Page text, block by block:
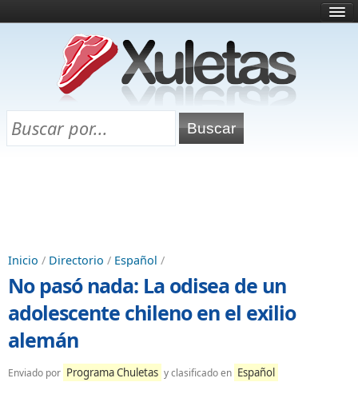
¿Qué es esto?
Directorio
Chuletas para exámenes
Inicio / Directorio / Español /
No pasó nada: La odisea de un
adolescente chileno en el exilio
alemán
Enviado por Programa Chuletas y clasificado en Español